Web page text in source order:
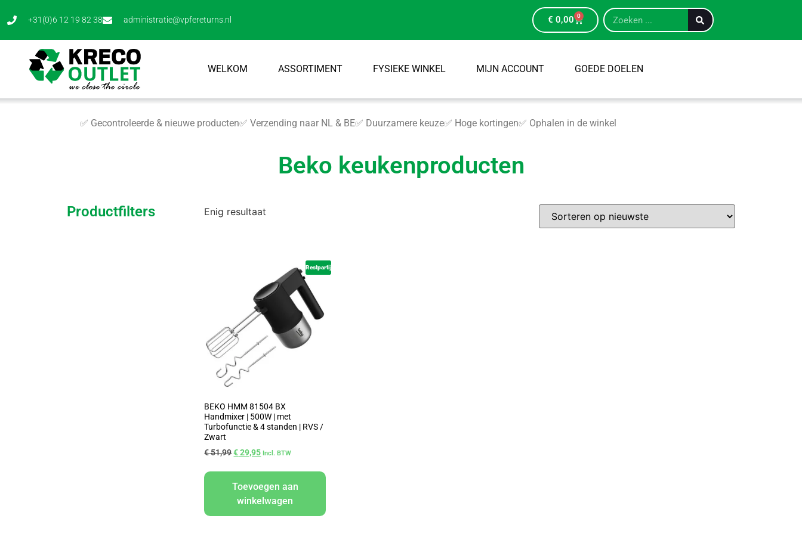
+31(0)6 12 19 82 38 administratie@vpfereturns.nl € 0,00 0
WELKOM ASSORTIMENT FYSIEKE WINKEL MIJN ACCOUNT GOEDE DOELEN
✅ Gecontroleerde & nieuwe producten✅ Verzending naar NL & BE✅ Duurzamere keuze✅ Hoge kortingen✅ Ophalen in de winkel
Beko keukenproducten
Productfilters Enig resultaat
Restpartij
BEKO HMM 81504 BX
Handmixer | 500W | met
Turbofunctie & 4 standen | RVS /
Zwart
€51,99€29,95 Incl. BTW
Toevoegen aan
winkelwagen